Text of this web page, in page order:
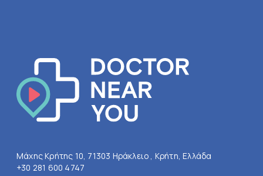
Μάχης Κρήτης 10, 71303 Ηράκλειο , Κρήτη, Ελλάδα
+30 281 600 4747